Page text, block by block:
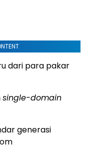
dari para pakar
single-domain
generasi